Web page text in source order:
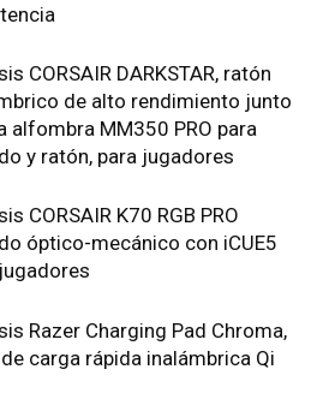
CORSAIR DARKSTAR, ratón
de alto rendimiento junto
alfombra MM350 PRO para
y ratón, para jugadores
CORSAIR K70 RGB PRO
óptico-mecánico con iCUE5
Razer Charging Pad Chroma,
carga rápida inalámbrica Qi